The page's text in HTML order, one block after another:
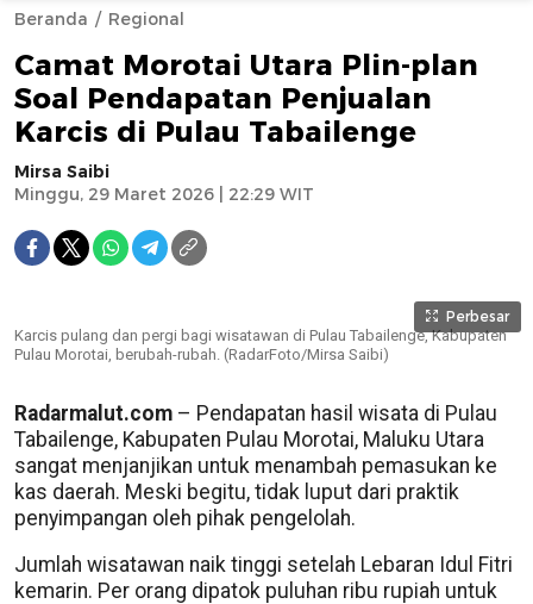
Beranda Regional
Camat Morotai Utara Plin-plan
Soal Pendapatan Penjualan
Karcis di Pulau Tabailenge
Mirsa Saibi
Minggu, 29 Maret 2026 | 22:29 WIT
Perbesar
Karcis pulang dan pergi bagi wisatawan di Pulau Tabailenge, Kabupaten
Pulau Morotai, berubah-rubah. (RadarFoto/Mirsa Saibi)
Radarmalut.com – Pendapatan hasil wisata di Pulau
Tabailenge, Kabupaten Pulau Morotai, Maluku Utara
sangat menjanjikan untuk menambah pemasukan ke
kas daerah. Meski begitu, tidak luput dari praktik
penyimpangan oleh pihak pengelolah.
Jumlah wisatawan naik tinggi setelah Lebaran Idul Fitri
kemarin. Per orang dipatok puluhan ribu rupiah untuk